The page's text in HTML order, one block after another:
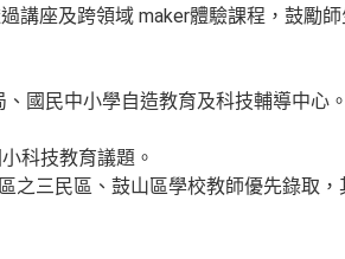
講座及跨領域 maker體驗課程，鼓勵
國民中小學自造教育及科技輔導中心。
科技教育議題。
之三民區、鼓山區學校教師優先錄取